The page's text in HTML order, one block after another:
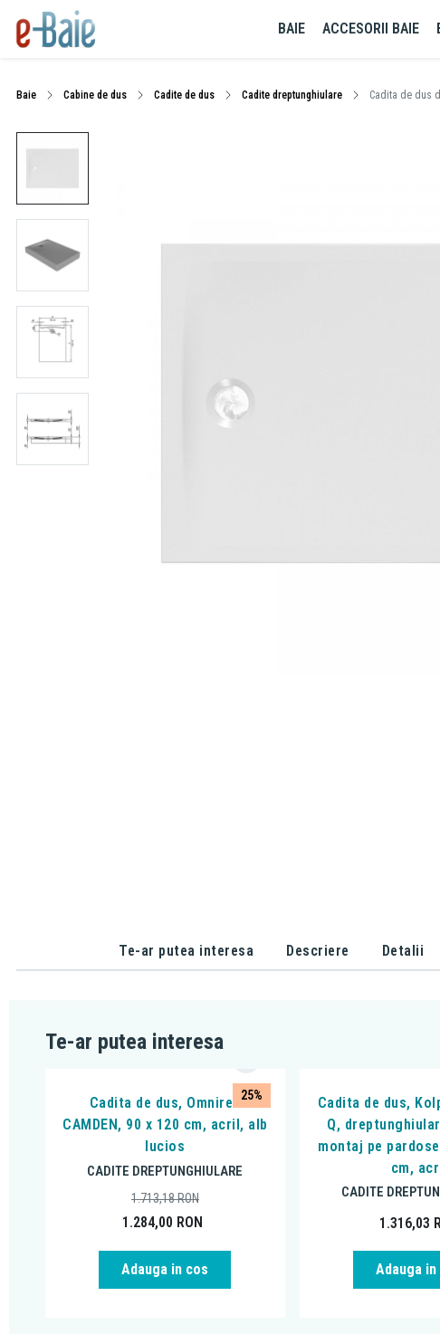
BAIE ACCESORII BAIE
Baie Cabine de dus Cadite de dus Cadite dreptunghiulare Cadita de dus
Te-ar putea interesa Descriere Detalii
Te-ar putea interesa
25%
Cadita de dus, Omnires
CAMDEN, 90 x 120 cm, acril, alb
lucios
CADITE DREPTUNGHIULARE
1.284,00 RON
1.713,18RON
Adauga in cos
Cadita de dus,
Q,
montaj pe
cm,
CADITE
1.316,03
Adauga